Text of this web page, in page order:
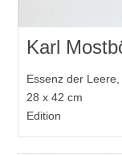
Karl
Essenz der Leere,
28 x 42 cm
Edition